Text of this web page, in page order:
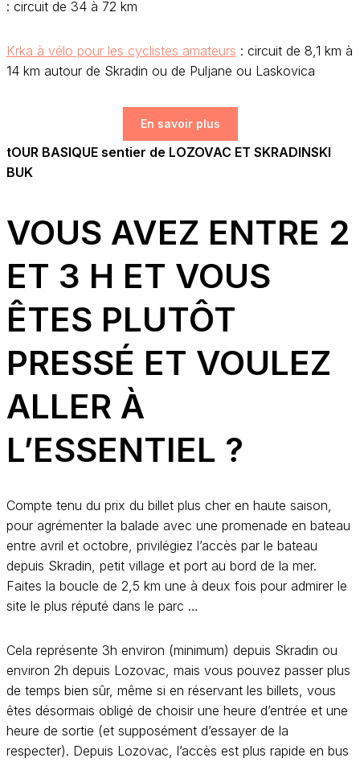
: circuit de 34 à 72 km
Krka à vélo pour les cyclistes amateurs : circuit de 8,1 km à
14 km autour de Skradin ou de Puljane ou Laskovica
En savoir plus
tOUR BASIQUE sentier de LOZOVAC ET SKRADINSKI
BUK
VOUS AVEZ ENTRE 2
ET 3 H ET VOUS
ÊTES PLUTÔT
PRESSÉ ET VOULEZ
ALLER À
L’ESSENTIEL ?
Compte tenu du prix du billet plus cher en haute saison,
pour agrémenter la balade avec une promenade en bateau
entre avril et octobre, privilégiez l’accès par le bateau
depuis Skradin, petit village et port au bord de la mer.
Faites la boucle de 2,5 km une à deux fois pour admirer le
site le plus réputé dans le parc …
Cela représente 3h environ (minimum) depuis Skradin ou
environ 2h depuis Lozovac, mais vous pouvez passer plus
de temps bien sûr, même si en réservant les billets, vous
êtes désormais obligé de choisir une heure d’entrée et une
heure de sortie (et supposément d’essayer de la
respecter). Depuis Lozovac, l’accès est plus rapide en bus